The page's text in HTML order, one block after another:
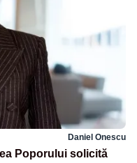
Daniel Onescu
Poporului solicită